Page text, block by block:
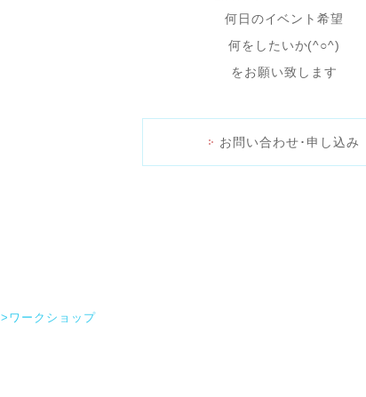
何日のイベント希望
何をしたいか(^○^)
をお願い致します
お問い合わせ･申し込み
>ワークショップ